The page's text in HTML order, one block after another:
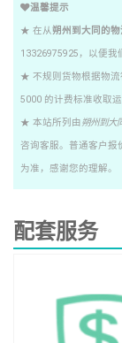
温馨提示
★ 在从朔州到大同的
13326975925，以便我
★ 不规则货物根据物流
5000 的计费标准收取
★ 本站所列由朔州到大
咨询客服。普通客户报
为准，感谢您的理解。
配套服务